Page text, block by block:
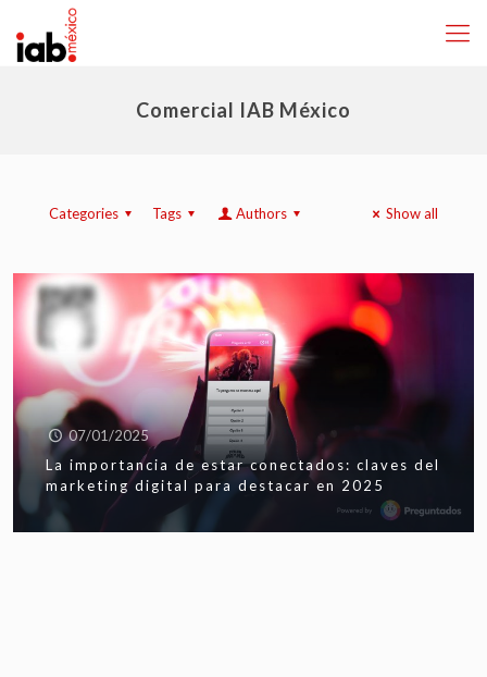
Comercial IAB México
Categories Tags Authors Show all
07/01/2025
La importancia de estar conectados: claves del
marketing digital para destacar en 2025